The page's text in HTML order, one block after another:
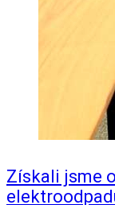
Získali jsme